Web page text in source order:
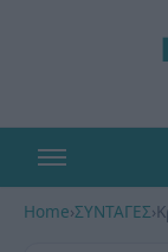
Home›ΣΥΝΤΑΓΕΣ›